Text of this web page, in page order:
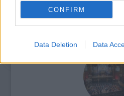
CONFIRM
Data Deletion Data